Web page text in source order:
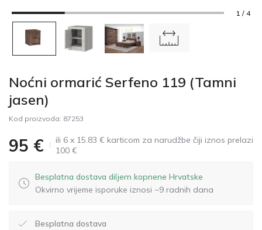
1 / 4
Noćni ormarić Serfeno 119 (Tamni
jasen)
Kod proizvoda: 87253
95 €
ili 6 x 15.83 € karticom za narudžbe čiji iznos prelazi
100 €
Besplatna dostava diljem kopnene Hrvatske
Okvirno vrijeme isporuke iznosi ~9 radnih dana
Besplatna dostava